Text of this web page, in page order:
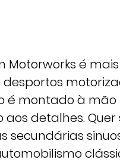
Motorworks é
é montado à
detalhes.